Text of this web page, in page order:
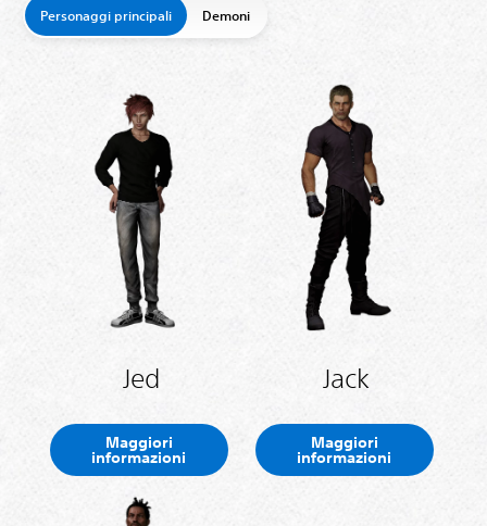
Personaggi principali Demoni
Jed
Maggiori
informazioni
Jack
Maggiori
informazioni